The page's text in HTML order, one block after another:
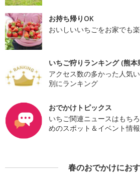
お持ち帰りOK
おいしいいちごをお家でも
いちご狩りランキング (熊本
アクセス数の多かった人気
別にランキング
おでかけトピックス
いちご関連ニュースはもち
めのスポット＆イベント情
春のおでかけにお